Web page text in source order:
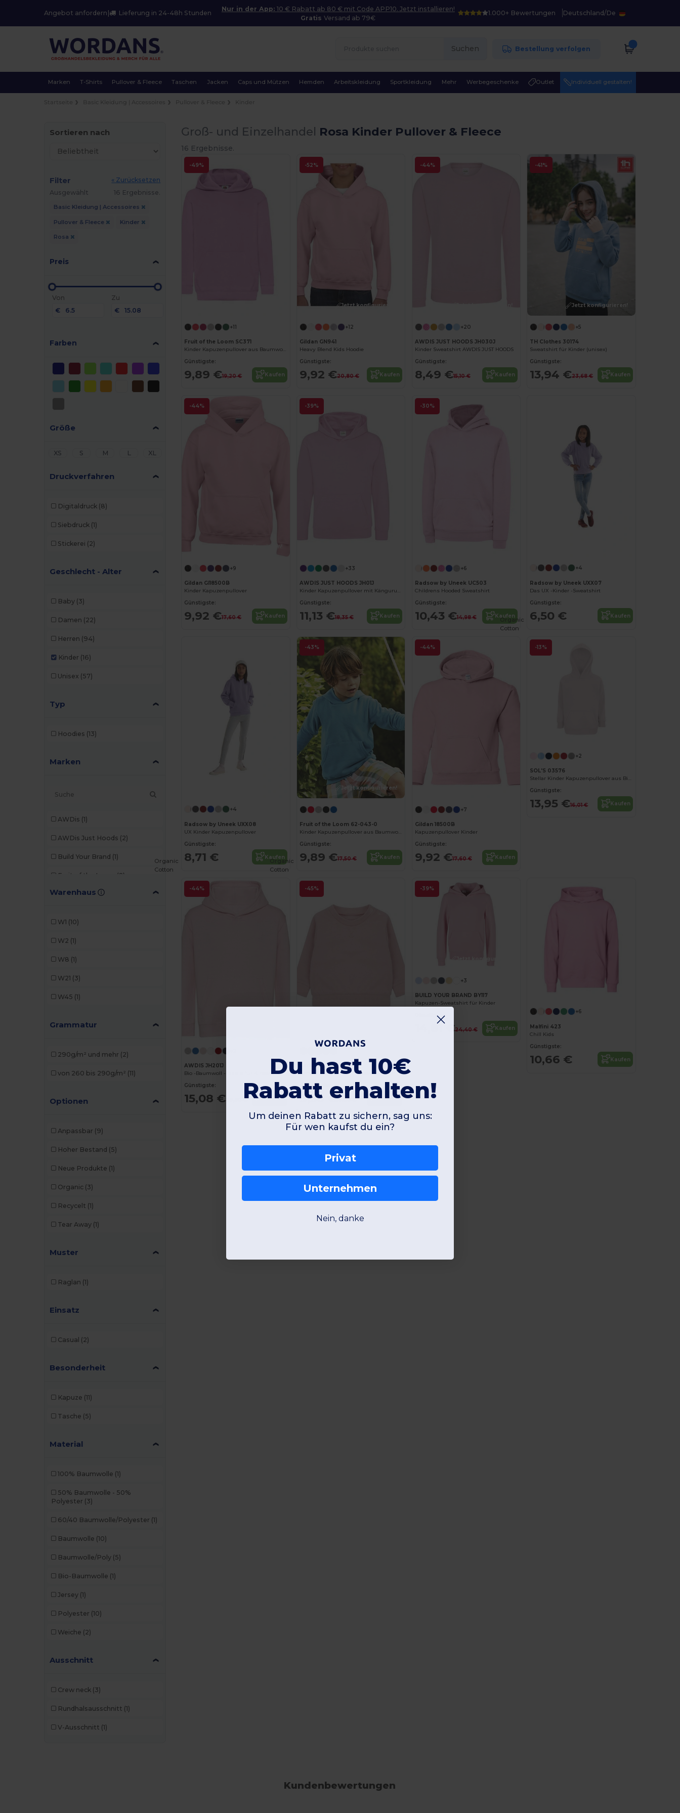
Angebot anfordern Lieferung in 24-48h Stunden
Nur in der App: 10 € Rabatt ab 80 € mit Code APP10. Jetzt installieren!
GratisVersand ab 79€
1.000+ Bewertungen Deutschland/De
Suchen Bestellung verfolgen
Marken T-Shirts Pullover & Fleece Taschen Jacken Caps und Mützen Hemden Arbeitskleidung Sportkleidung Mehr Werbegeschenke Outlet Individuell gestalten!
Sortieren nach
Filter
« Zurücksetzen
Ausgewählt
16 Ergebnisse.
Basic Kleidung | Accessoires
Pullover & Fleece Kinder
Rosa
Preis
Von
€
Zu
€
Farben
Größe
XS S M L XL
Druckverfahren
Digitaldruck (8)
Siebdruck (1)
Stickerei (2)
Geschlecht - Alter
Baby (3)
Damen (22)
Herren (94)
Kinder (16)
Unisex (57)
Typ
Hoodies (13)
Marken
AWDis (1)
AWDis Just Hoods (2)
Build Your Brand (1)
Fruit of the Loom (2)
Gildan (3)
Warenhaus
W1 (10)
W2 (1)
W8 (1)
W21 (3)
W45 (1)
Grammatur
290g/m² und mehr (2)
von 260 bis 290g/m² (11)
Optionen
Anpassbar (9)
Hoher Bestand (5)
Neue Produkte (1)
Organic (3)
Recycelt (1)
Tear Away (1)
Muster
Raglan (1)
Einsatz
Casual (2)
Besonderheit
Kapuze (11)
Tasche (5)
Material
100% Baumwolle (1)
50% Baumwolle - 50%
Polyester (3)
60/40 Baumwolle/Polyester (1)
Baumwolle (10)
Baumwolle/Poly (5)
Bio-Baumwolle (1)
Jersey (1)
Polyester (10)
Weiche (2)
Ausschnitt
Crew neck (3)
Rundhalsausschnitt (1)
V-Ausschnitt (1)
Groß- und Einzelhandel Rosa Kinder Pullover & Fleece
16 Ergebnisse.
-49%
+11
Fruit of the Loom SC371
Kinder Kapuzenpullover aus Baumwollmischung
Günstigste:
9,89 €19,20 € Kaufen
-52%
Jetzt konfigurieren!
+12
Gildan GN941
Heavy Blend Kids Hoodie
Günstigste:
9,92 €20,80 € Kaufen
-44%
+20
AWDIS JUST HOODS JH030J
Kinder Sweatshirt AWDIS JUST HOODS
Günstigste:
8,49 €15,10 € Kaufen
-41%
Jetzt konfigurieren!
+5
TH Clothes 30174
Sweatshirt für Kinder (unisex)
Günstigste:
13,94 €23,68 € Kaufen
-44%
Jetzt konfigurieren!
+9
Gildan GI18500B
Kinder Kapuzenpullover
Günstigste:
9,92 €17,60 € Kaufen
-39%
+33
AWDIS JUST HOODS JH01J
Kinder Kapuzenpullover mit Kängurutasche
Günstigste:
11,13 €18,35 € Kaufen
-30%
+6
Radsow by Uneek UC503
Childrens Hooded Sweatshirt
Günstigste:
10,43 €14,98 € Kaufen
+4
Radsow by Uneek UXX07
Das UX -Kinder -Sweatshirt
Günstigste:
6,50 € Kaufen
+4
Radsow by Uneek UXX08
UX Kinder Kapuzenpullover
Günstigste:
8,71 € Kaufen
-43%
Jetzt konfigurieren!
Fruit of the Loom 62-043-0
Kinder Kapuzenpullover aus Baumwollmischung
Günstigste:
9,89 €17,50 € Kaufen
-44%
+7
Gildan 18500B
Kapuzenpullover Kinder
Günstigste:
9,92 €17,60 € Kaufen
-13%
Organic
Cotton
+2
SOL'S 03576
Stellar Kinder Kapuzenpullover aus Bio-Baumwolle
Günstigste:
13,95 €16,01 € Kaufen
-44%
Organic
Cotton
AWDIS JH201J
Bio -Baumwoll -Hoodie für Kinder
Günstigste:
15,08 €26,80 € Kaufen
-45%
Organic
Cotton
Larkwood LW800
Umweltfreundliches Kinder-Sweatshirt
Günstigste:
9,36 €17,02 € Kaufen
-39%
Jetzt konfigurieren!
+3
BUILD YOUR BRAND BY117
Kapuzen-Sweatshirt für Kinder
Günstigste:
14,81 €24,40 € Kaufen
+6
Malfini 423
Chill Kids
Günstigste:
10,66 € Kaufen
Kundenbewertungen
Du hast 10€
Rabatt erhalten!
Um deinen Rabatt zu sichern, sag uns:
Für wen kaufst du ein?
Privat
Unternehmen
Nein, danke